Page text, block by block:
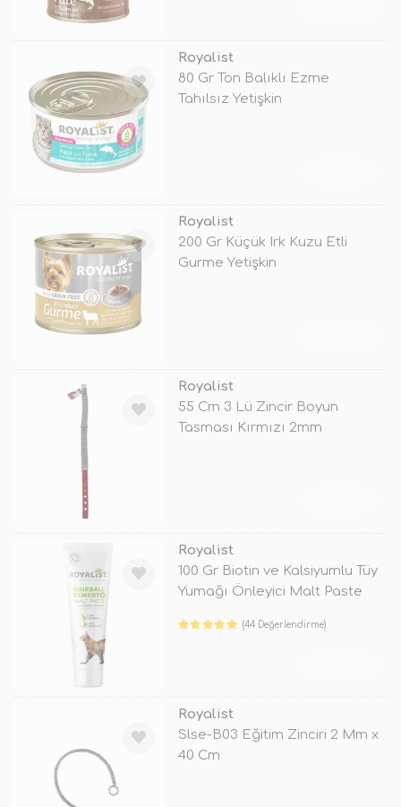
Royalist
80 Gr Ton Balıklı Ezme
Tahılsız Yetişkin
Royalist
200 Gr Küçük Irk Kuzu Etli
Gurme Yetişkin
Royalist
55 Cm 3 Lü Zincir Boyun
Tasması Kırmızı 2mm
Royalist
100 Gr Biotin ve Kalsiyumlu Tüy
Yumağı Önleyici Malt Paste
(44 Değerlendirme)
Royalist
Slse-B03 Eğitim Zinciri 2 Mm x
40 Cm